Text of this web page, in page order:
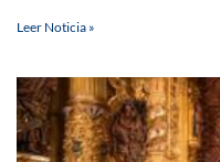
Leer Noticia »